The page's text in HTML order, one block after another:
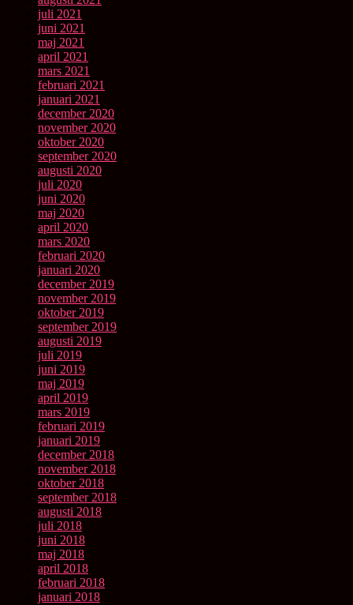
juli 2021
juni 2021
maj 2021
april 2021
mars 2021
februari 2021
januari 2021
december 2020
november 2020
oktober 2020
september 2020
augusti 2020
juli 2020
juni 2020
maj 2020
april 2020
mars 2020
februari 2020
januari 2020
december 2019
november 2019
oktober 2019
september 2019
augusti 2019
juli 2019
juni 2019
maj 2019
april 2019
mars 2019
februari 2019
januari 2019
december 2018
november 2018
oktober 2018
september 2018
augusti 2018
juli 2018
juni 2018
maj 2018
april 2018
februari 2018
januari 2018